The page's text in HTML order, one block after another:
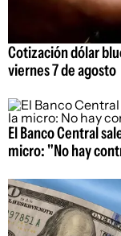
Cotización dólar
viernes 7 de agosto
El Banco Central
micro: "No hay